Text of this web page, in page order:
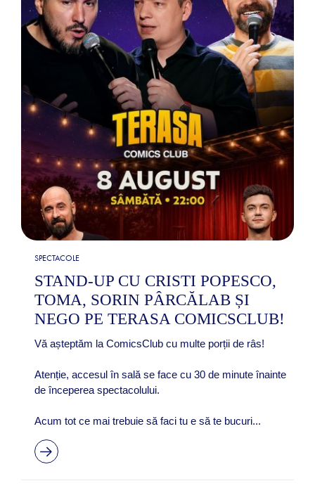
SPECTACOLE
STAND-UP CU CRISTI POPESCO,
TOMA, SORIN PÂRCĂLAB ȘI
NEGO PE TERASA COMICSCLUB!
Vă așteptăm la ComicsClub cu multe porții de râs!
Atenție, accesul în sală se face cu 30 de minute înainte
de începerea spectacolului.
Acum tot ce mai trebuie să faci tu e să te bucuri...